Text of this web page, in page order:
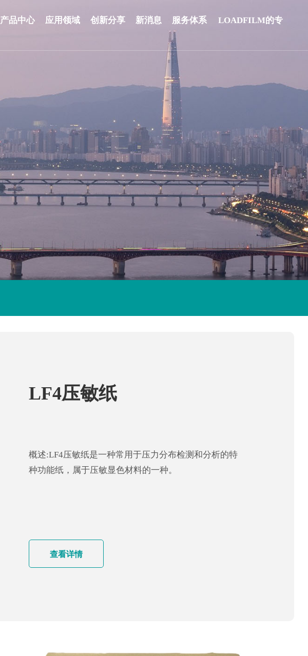
产品中心 应用领域 创新分享 新消息 服务体系 LOADFILM的专
LF4压敏纸
概述:LF4压敏纸是一种常用于压力分布检测和分析的特
种功能纸，属于压敏显色材料的一种。
查看详情